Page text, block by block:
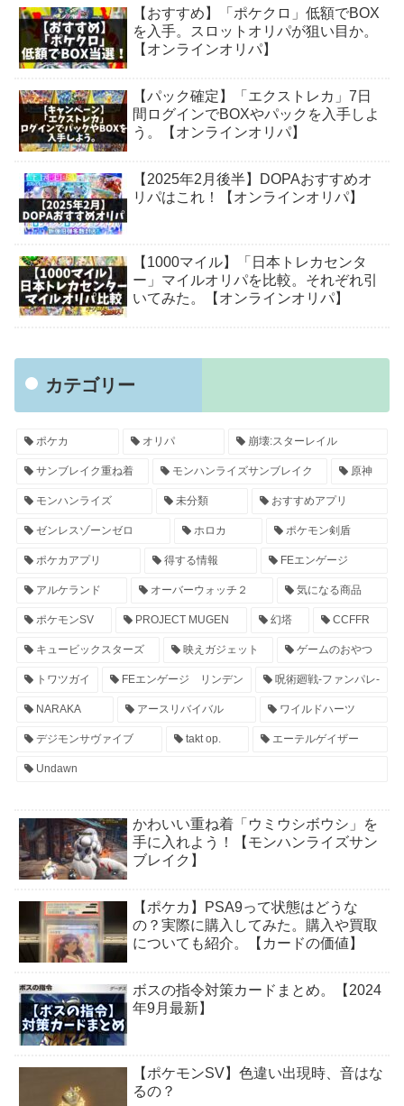
【おすすめ】「ポケクロ」低額でBOX
を入手。スロットオリパが狙い目か。
【オンラインオリパ】
【パック確定】「エクストレカ」7日
間ログインでBOXやパックを入手しよ
う。【オンラインオリパ】
【2025年2月後半】DOPAおすすめオ
リパはこれ！【オンラインオリパ】
【1000マイル】「日本トレカセンタ
ー」マイルオリパを比較。それぞれ引
いてみた。【オンラインオリパ】
カテゴリー
ポケカ オリパ 崩壊:スターレイル
サンブレイク重ね着 モンハンライズサンブレイク 原神
モンハンライズ 未分類 おすすめアプリ
ゼンレスゾーンゼロ ホロカ ポケモン剣盾
ポケカアプリ 得する情報 FEエンゲージ
アルケランド オーバーウォッチ２ 気になる商品
ポケモンSV PROJECT MUGEN 幻塔 CCFFR
キュービックスターズ 映えガジェット ゲームのおやつ
トワツガイ FEエンゲージ リンデン 呪術廻戦-ファンパレ-
NARAKA アースリバイバル ワイルドハーツ
デジモンサヴァイブ takt op. エーテルゲイザー
Undawn
かわいい重ね着「ウミウシボウシ」を
手に入れよう！【モンハンライズサン
ブレイク】
【ポケカ】PSA9って状態はどうな
の？実際に購入してみた。購入や買取
についても紹介。【カードの価値】
ボスの指令対策カードまとめ。【2024
年9月最新】
【ポケモンSV】色違い出現時、音はな
るの？